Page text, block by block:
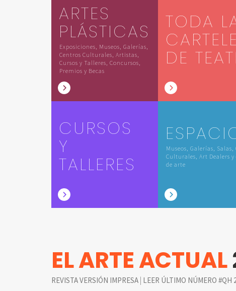
ARTES
PLÁSTICAS
Exposiciones, Museos, Galerías,
Centros Culturales, Artistas,
Cursos y Talleres, Concursos,
Premios y Becas
TODA
DE
CURSOS
Y
TALLERES
Museos, Galerías, Salas,
Culturales, Art Dealers y
de arte
EL ARTE ACTUAL
REVISTA VERSIÓN IMPRESA | LEER ÚLTIMO NÚMERO #QH